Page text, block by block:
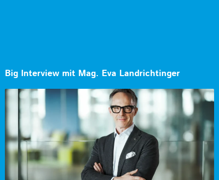
Big Interview mit Mag. Eva Landrichtinger